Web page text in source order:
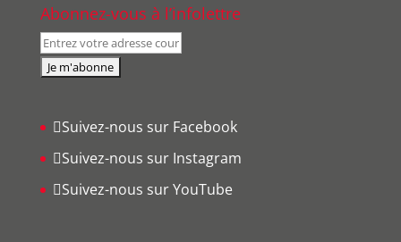
Abonnez-vous à l’infolettre
Suivez-nous sur Facebook
Suivez-nous sur Instagram
Suivez-nous sur YouTube